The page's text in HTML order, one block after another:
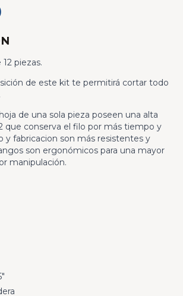
piezas.
de este kit te permitirá cortar todo
de una sola pieza poseen una alta
que conserva el filo por más tiempo y
y fabricacion son más resistentes y
son ergonómicos para una mayor
manipulación.